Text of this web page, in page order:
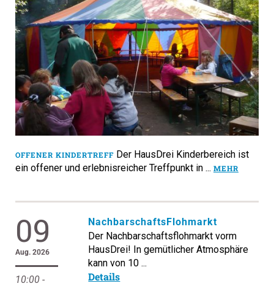
OFFENER KINDERTREFF Der HausDrei Kinderbereich ist
ein offener und erlebnisreicher Treffpunkt in ... MEHR
09
Aug. 2026
10:00 -
NachbarschaftsFlohmarkt
Der Nachbarschaftsflohmarkt vorm
HausDrei! In gemütlicher Atmosphäre
kann von 10 ...
Details